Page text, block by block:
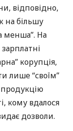
відповідно,
на більшу
менша”. На
корупція,
лише “своїм”
кому вдалося
дозволи.